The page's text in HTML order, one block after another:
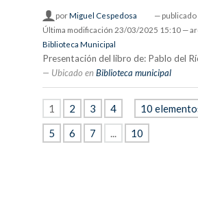
porMiguel Cespedosa — publicado
Última modificación 23/03/2025 15:10 —
Biblioteca Municipal
Presentación del libro de: Pablo del
Ubicado en Biblioteca municipal
10
1 2 3
4
5
6 7 ... 10